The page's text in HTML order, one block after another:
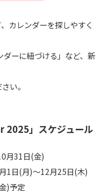
カレンダーを探しやすく
ーに紐づける」など、新
い。
2025」スケジュール
月31日(金)
1日(月)〜12月25日(木)
)予定